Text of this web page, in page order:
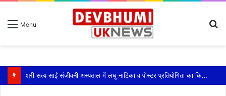
Menu
श्री सत्य साईं संजीवनी अस्पताल में लघु नाटिका व पोस्टर प्रतियोगिता का किया आयोजन